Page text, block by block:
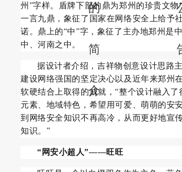
的
简
介
州”字样。盾牌下部的鼎为郑州的珍贵文物
一言九鼎，象征了国家在网络安全上给予
诺。鼎上的“中”字，象征了主办地郑州是
中、河南之中。
据设计者介绍，吉祥物创意设计思路
建设网络强国的坚定决心以及近年来郑州
软硬结合上取得的成就，“整个设计融入了
元素、地域特色，希望用可爱、萌萌的安
到网络安全知识不再高冷，从而更好地宣
知识。”
“网安小超人”——旺旺